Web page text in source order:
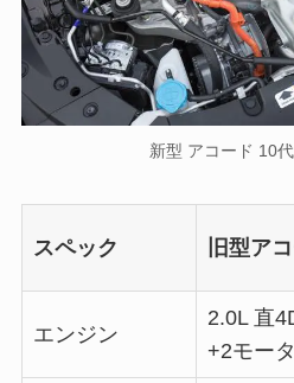
新型 アコード 10
スペック 旧型ア
エンジン
2.0L 直
+2モー